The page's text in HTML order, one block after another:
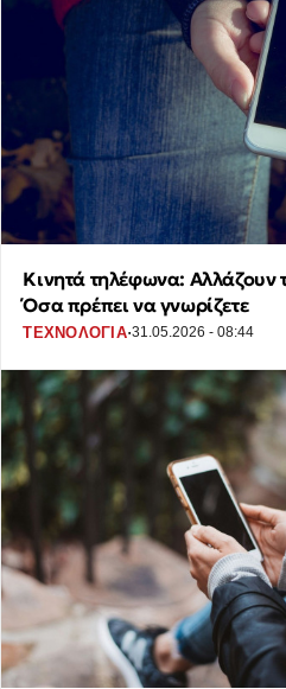
Κινητά τηλέφωνα: Αλλάζουν
Όσα πρέπει να γνωρίζετε
ΤΕΧΝΟΛΟΓΙΑ·31.05.2026 - 08:44